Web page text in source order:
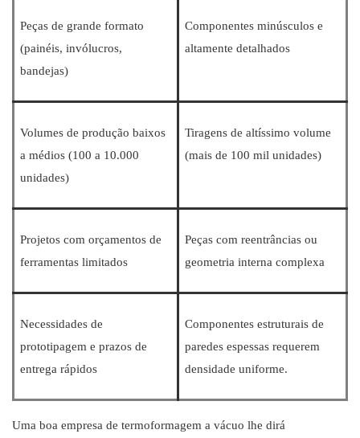
Peças de grande formato
(painéis, invólucros,
bandejas)
Componentes minúsculos e
altamente detalhados
Volumes de produção baixos
a médios (100 a 10.000
unidades)
Tiragens de altíssimo volume
(mais de 100 mil unidades)
Projetos com orçamentos de
ferramentas limitados
Peças com reentrâncias ou
geometria interna complexa
Necessidades de
prototipagem e prazos de
entrega rápidos
Componentes estruturais de
paredes espessas requerem
densidade uniforme.
Uma boa empresa de termoformagem a vácuo lhe dirá